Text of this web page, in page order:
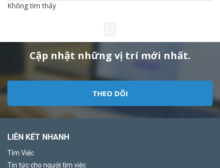
Không tìm thấy
1
Cập nhật những vị trí mới nhất.
THEO DÕI
LIÊN KẾT NHANH
Tìm Việc
Tin tức cho người tìm việc